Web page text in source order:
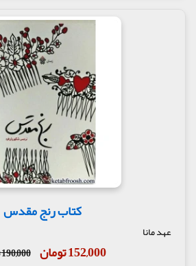
کتاب رنج مقدس
عهد مانا
152,000 تومان 190,000 تومان